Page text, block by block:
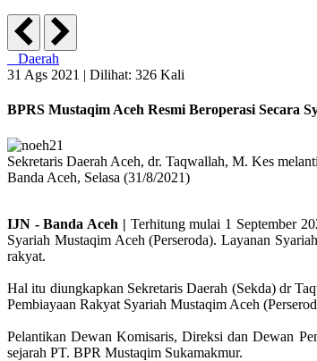
Daerah
31 Ags 2021 | Dilihat: 326 Kali
BPRS Mustaqim Aceh Resmi Beroperasi Secara
Sekretaris Daerah Aceh, dr. Taqwallah, M. Kes
Banda Aceh, Selasa (31/8/2021)
IJN - Banda Aceh | Terhitung mulai 1 September
Syariah Mustaqim Aceh (Perseroda). Layanan
rakyat.
Hal itu diungkapkan Sekretaris Daerah (Sekda) dr
Pembiayaan Rakyat Syariah Mustaqim Aceh
Pelantikan Dewan Komisaris, Direksi dan Dewan
sejarah PT. BPR Mustaqim Sukamakmur.